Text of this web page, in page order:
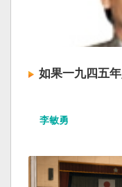
黑手伸進台灣
強調，台灣會
禦、責任分擔
量，確保印太區
韌性，讓彼此的
斷，台灣有堅
由基石永固。
認「困難」。
內部困難」，
的困難挑戰」
企業帳款拖欠問
到「兜牢基層『
精氣神，不斷
麼是「精氣神
如果一九四五
的歷史就不會有
人民共和國接續
兩岸已有正常
李敏勇